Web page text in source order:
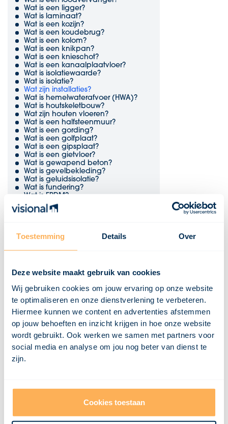
Toestemming Details Over
Deze website maakt gebruik van cookies
Wij gebruiken cookies om jouw ervaring op onze website
te optimaliseren en onze dienstverlening te verbeteren.
Hiermee kunnen we content en advertenties afstemmen
op jouw behoeften en inzicht krijgen in hoe onze website
wordt gebruikt. Ook werken we samen met partners voor
social media en analyse om jou nog beter van dienst te
zijn.
Cookies toestaan
Wat is een ligger?
Wat is laminaat?
Wat is een kozijn?
Wat is een koudebrug?
Wat is een kolom?
Wat is een knikpan?
Wat is een knieschot?
Wat is een kanaalplaatvloer?
Wat is isolatiewaarde?
Wat is isolatie?
Wat zijn installaties?
Wat is hemelwaterafvoer (HWA)?
Wat is houtskeletbouw?
Wat zijn houten vloeren?
Wat is een halfsteenmuur?
Wat is een gording?
Wat is een golfplaat?
Wat is een gipsplaat?
Wat is een gietvloer?
Wat is gewapend beton?
Wat is gevelbekleding?
Wat is geluidsisolatie?
Wat is fundering?
Wat is EPDM?
Wat is een duurzaamheidsklasse?
Wat is dubbelglas?
Wat is een dekvloer?
Wat is een dakgoot?
Wat is een dakbeschot?
Wat is dakbedekking?
Wat is een dagkant?
Wat is een CV ketel?
Wat is een constructie?
Wat is een combinatievloer?
Wat is een casettevloer?
Wat is een buitenspouwblad?
Wat is een breedplaatvloer?
Wat is een bovendorpel?
Wat is een balklaag?